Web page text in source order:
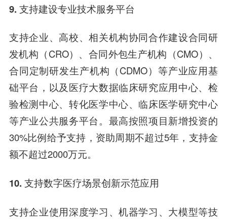
9. 支持建设专业技术服务平台
支持企业、高校、相关机构协同合作建设合同研
发机构（CRO）、合同外包生产机构（CMO）、
合同定制研发生产机构（CDMO）等产业应用基
础平台，以及医疗大数据临床研究应用中心、检
验检测中心、转化医学中心、临床医学研究中心
等产业公共服务平台。最高按照项目新增投资的
30%比例给予支持，资助周期不超过5年，支持金
额不超过2000万元。
10. 支持数字医疗场景创新示范应用
支持企业使用深度学习、机器学习、大模型等技